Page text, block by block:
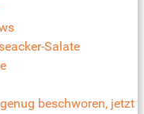
Salate
beschworen, jetzt